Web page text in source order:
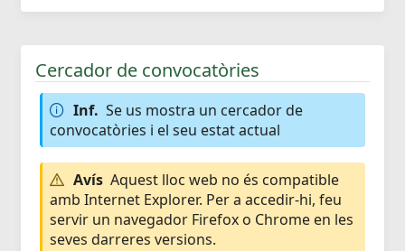
Cercador de convocatòries
Inf. Se us mostra un cercador de
convocatòries i el seu estat actual
Avís Aquest lloc web no és compatible
amb Internet Explorer. Per a accedir-hi, feu
servir un navegador Firefox o Chrome en les
seves darreres versions.